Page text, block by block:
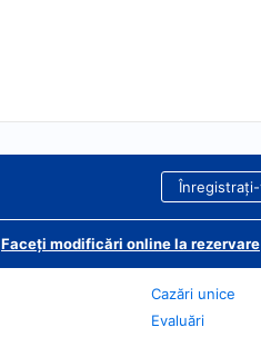
Faceți modificări online la rezervare
Cazări unice
Evaluări